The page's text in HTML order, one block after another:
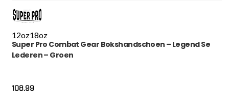
12oz18oz
Super Pro Combat Gear Bokshandschoen – Legend Se
Lederen – Groen
108.99